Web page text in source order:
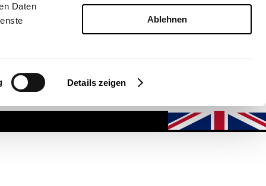
Daten
Details zeigen
Ablehnen